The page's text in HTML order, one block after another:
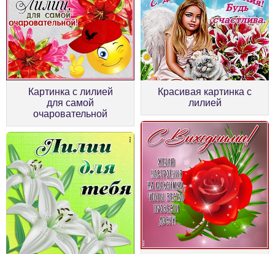
Картинка с лилией
для самой
очаровательной
Красивая картинка с
лилией